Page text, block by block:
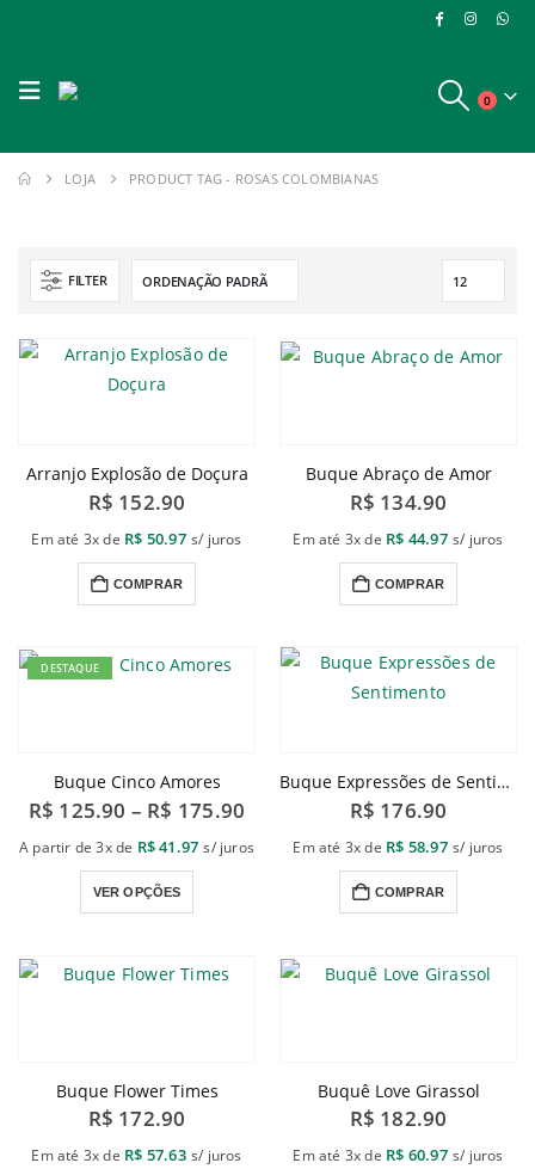
0
LOJA PRODUCT TAG - ROSAS COLOMBIANAS
FILTER
Arranjo Explosão de Doçura
R$ 152.90
Em até 3x de R$ 50.97 s/ juros
COMPRAR
Buque Abraço de Amor
R$ 134.90
Em até 3x de R$ 44.97 s/ juros
COMPRAR
DESTAQUE
Buque Cinco Amores
R$ 125.90 – R$ 175.90
preço:
R$ 125.90
A partir de 3x de R$41.97 s/ juros
VER OPÇÕES
produto
várias
podem
escolhidas
Buque Expressões de Sentimento
R$ 176.90
Em até 3x de R$ 58.97 s/ juros
COMPRAR
Buque Flower Times
R$ 172.90
Em até 3x de R$ 57.63 s/ juros
Buquê Love Girassol
R$ 182.90
Em até 3x de R$ 60.97 s/ juros